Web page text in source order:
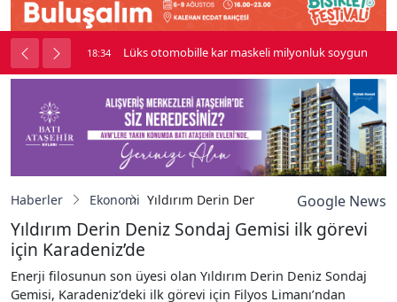
kavga çıktı 18:34 Lüks otomobille kar maskeli milyonluk soygun
Haberler Ekonomi Yıldırım Derin Deniz Sondaj Gemisi ilk
Google News
Yıldırım Derin Deniz Sondaj Gemisi ilk görevi
için Karadeniz’de
Enerji filosunun son üyesi olan Yıldırım Derin Deniz Sondaj
Gemisi, Karadeniz’deki ilk görevi için Filyos Limanı’ndan